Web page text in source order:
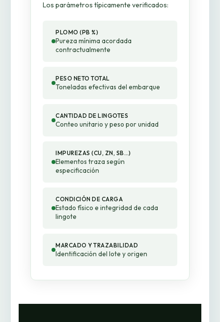
Los parámetros típicamente verificados:
PLOMO (PB %)
Pureza mínima acordada
contractualmente
PESO NETO TOTAL
Toneladas efectivas del embarque
CANTIDAD DE LINGOTES
Conteo unitario y peso por unidad
IMPUREZAS (CU, ZN, SB…)
Elementos traza según
especificación
CONDICIÓN DE CARGA
Estado físico e integridad de cada
lingote
MARCADO Y TRAZABILIDAD
Identificación del lote y origen